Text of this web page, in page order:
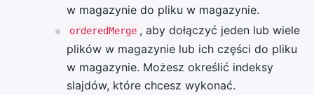
w magazynie do pliku w magazynie.
orderedMerge , aby dołączyć jeden lub wiele
plików w magazynie lub ich części do pliku
w magazynie. Możesz określić indeksy
slajdów, które chcesz wykonać.